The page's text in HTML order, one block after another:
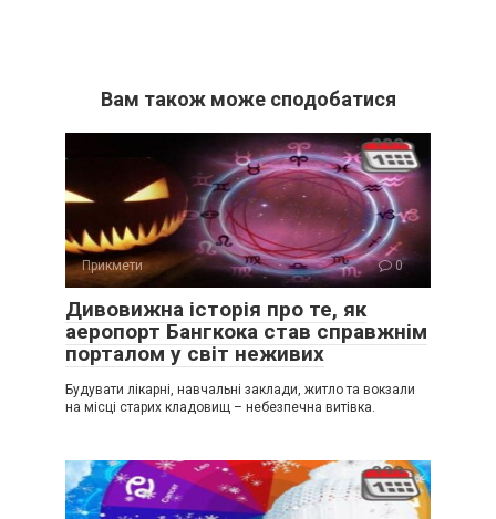
Вам також може сподобатися
Прикмети 0
Дивовижна історія про те, як
аеропорт Бангкока став справжнім
порталом у світ неживих
Будувати лікарні, навчальні заклади, житло та вокзали
на місці старих кладовищ – небезпечна витівка.